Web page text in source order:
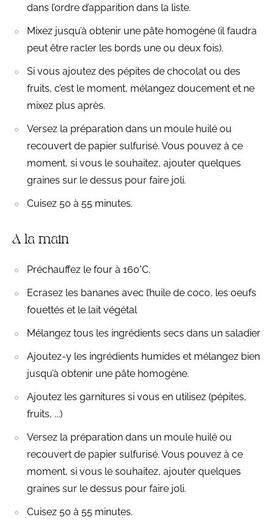
dans l’ordre d’apparition dans la liste.
Mixez jusqu’à obtenir une pâte homogène (il faudra
peut être racler les bords une ou deux fois).
Si vous ajoutez des pépites de chocolat ou des
fruits, c’est le moment, mélangez doucement et ne
mixez plus après.
Versez la préparation dans un moule huilé ou
recouvert de papier sulfurisé. Vous pouvez à ce
moment, si vous le souhaitez, ajouter quelques
graines sur le dessus pour faire joli.
Cuisez 50 à 55 minutes.
A la main
Préchauffez le four à 160°C.
Ecrasez les bananes avec l’huile de coco, les oeufs
fouettés et le lait végétal
Mélangez tous les ingrédients secs dans un saladier
Ajoutez-y les ingrédients humides et mélangez bien
jusqu’à obtenir une pâte homogène.
Ajoutez les garnitures si vous en utilisez (pépites,
fruits, ...)
Versez la préparation dans un moule huilé ou
recouvert de papier sulfurisé. Vous pouvez à ce
moment, si vous le souhaitez, ajouter quelques
graines sur le dessus pour faire joli.
Cuisez 50 à 55 minutes.